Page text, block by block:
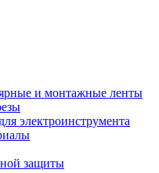
и монтажные ленты
электроинструмента
защиты